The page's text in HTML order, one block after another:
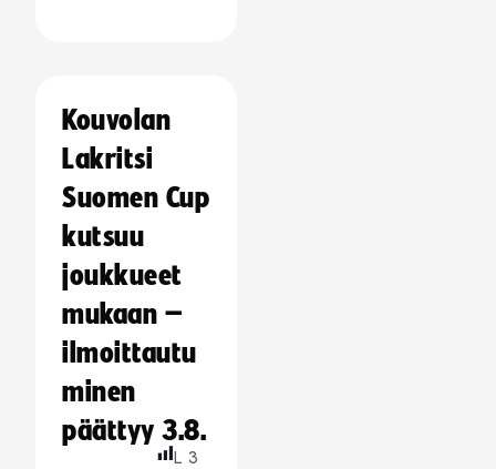
Kouvolan
Lakritsi
Suomen Cup
kutsuu
joukkueet
mukaan –
ilmoittautu
minen
päättyy 3.8.
L 3